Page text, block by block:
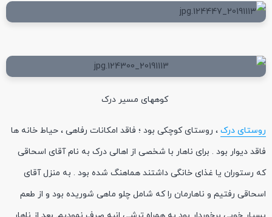
کوههای مسیر درک
روستای درک ، روستای کوچکی بود ؛ فاقد امکانات رفاهی ، حیاط خانه ها
فاقد دیوار بود . برای ناهار با شخصی از اهالی درک به نام آقای اسحاقی
که رستوران یا غذای خانگی داشتند هماهنگ شده بود . به منزل آقای
اسحاقی رفتیم و ناهارمان را که شامل چلو ماهی شوریده بود و از طعم